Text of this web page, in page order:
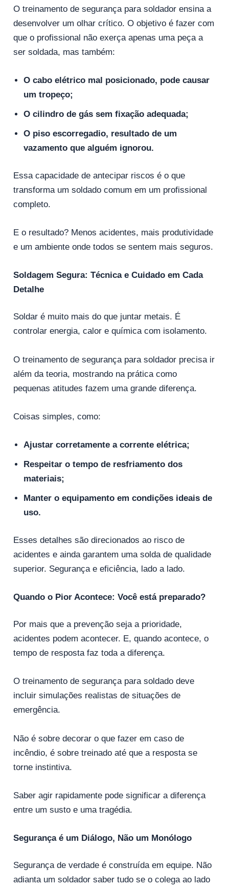
O treinamento de segurança para soldador ensina a
desenvolver um olhar crítico. O objetivo é fazer com
que o profissional não exerça apenas uma peça a
ser soldada, mas também:
O cabo elétrico mal posicionado, pode causar
um tropeço;
O cilindro de gás sem fixação adequada;
O piso escorregadio, resultado de um
vazamento que alguém ignorou.
Essa capacidade de antecipar riscos é o que
transforma um soldado comum em um profissional
completo.
E o resultado? Menos acidentes, mais produtividade
e um ambiente onde todos se sentem mais seguros.
Soldagem Segura: Técnica e Cuidado em Cada
Detalhe
Soldar é muito mais do que juntar metais. É
controlar energia, calor e química com isolamento.
O treinamento de segurança para soldador precisa ir
além da teoria, mostrando na prática como
pequenas atitudes fazem uma grande diferença.
Coisas simples, como:
Ajustar corretamente a corrente elétrica;
Respeitar o tempo de resfriamento dos
materiais;
Manter o equipamento em condições ideais de
uso.
Esses detalhes são direcionados ao risco de
acidentes e ainda garantem uma solda de qualidade
superior. Segurança e eficiência, lado a lado.
Quando o Pior Acontece: Você está preparado?
Por mais que a prevenção seja a prioridade,
acidentes podem acontecer. E, quando acontece, o
tempo de resposta faz toda a diferença.
O treinamento de segurança para soldado deve
incluir simulações realistas de situações de
emergência.
Não é sobre decorar o que fazer em caso de
incêndio, é sobre treinado até que a resposta se
torne instintiva.
Saber agir rapidamente pode significar a diferença
entre um susto e uma tragédia.
Segurança é um Diálogo, Não um Monólogo
Segurança de verdade é construída em equipe. Não
adianta um soldador saber tudo se o colega ao lado